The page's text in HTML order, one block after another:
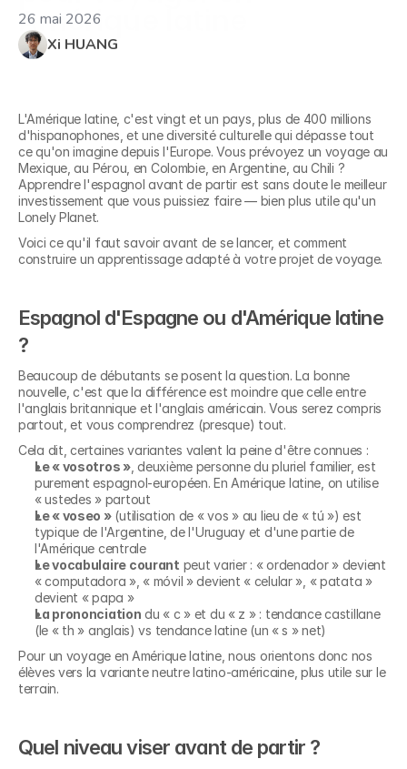
Amérique latine
Xi HUANG
26 mai 2026
L'Amérique latine, c'est vingt et un pays, plus de 400 millions
d'hispanophones, et une diversité culturelle qui dépasse tout
ce qu'on imagine depuis l'Europe. Vous prévoyez un voyage au
Mexique, au Pérou, en Colombie, en Argentine, au Chili ?
Apprendre l'espagnol avant de partir est sans doute le meilleur
investissement que vous puissiez faire — bien plus utile qu'un
Lonely Planet.
Voici ce qu'il faut savoir avant de se lancer, et comment
construire un apprentissage adapté à votre projet de voyage.
Espagnol d'Espagne ou d'Amérique latine
?
Beaucoup de débutants se posent la question. La bonne
nouvelle, c'est que la différence est moindre que celle entre
l'anglais britannique et l'anglais américain. Vous serez compris
partout, et vous comprendrez (presque) tout.
Cela dit, certaines variantes valent la peine d'être connues :
Le « vosotros », deuxième personne du pluriel familier, est
purement espagnol-européen. En Amérique latine, on utilise
« ustedes » partout
Le « voseo » (utilisation de « vos » au lieu de « tú ») est
typique de l'Argentine, de l'Uruguay et d'une partie de
l'Amérique centrale
Le vocabulaire courant peut varier : « ordenador » devient
« computadora », « móvil » devient « celular », « patata »
devient « papa »
La prononciation du « c » et du « z » : tendance castillane
(le « th » anglais) vs tendance latine (un « s » net)
Pour un voyage en Amérique latine, nous orientons donc nos
élèves vers la variante neutre latino-américaine, plus utile sur le
terrain.
Quel niveau viser avant de partir ?